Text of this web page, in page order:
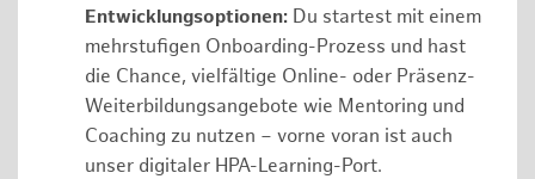
Entwicklungsoptionen: Du startest mit einem
mehrstufigen Onboarding-Prozess und hast
die Chance, vielfältige Online- oder Präsenz-
Weiterbildungsangebote wie Mentoring und
Coaching zu nutzen – vorne voran ist auch
unser digitaler HPA-Learning-Port.